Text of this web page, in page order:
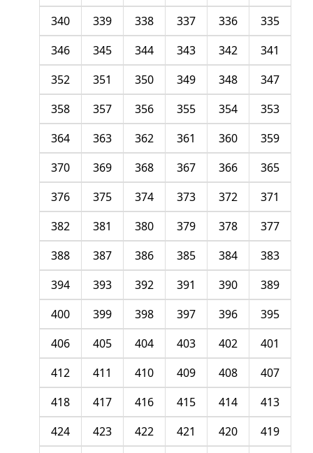
335
336
337
338
339
340
341
342
343
344
345
346
347
348
349
350
351
352
353
354
355
356
357
358
359
360
361
362
363
364
365
366
367
368
369
370
371
372
373
374
375
376
377
378
379
380
381
382
383
384
385
386
387
388
389
390
391
392
393
394
395
396
397
398
399
400
401
402
403
404
405
406
407
408
409
410
411
412
413
414
415
416
417
418
419
420
421
422
423
424